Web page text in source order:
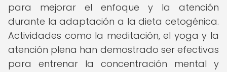
para mejorar el enfoque y la atención
durante la adaptación a la dieta cetogénica.
Actividades como la meditación, el yoga y la
atención plena han demostrado ser efectivas
para entrenar la concentración mental y